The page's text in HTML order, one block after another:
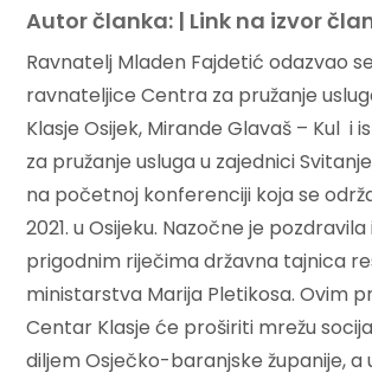
Autor članka: | Link na izvor
Ravnatelj Mladen Fajdetić odazvao
ravnateljice Centra za pružanje
Klasje Osijek, Mirande Glavaš – Kul i
za pružanje usluga u zajednici
na početnoj konferenciji koja se
2021. u Osijeku. Nazočne je
prigodnim riječima državna tajnica
ministarstva Marija Pletikosa. Ovim
Centar Klasje će proširiti mrežu
diljem Osječko-baranjske županije, a